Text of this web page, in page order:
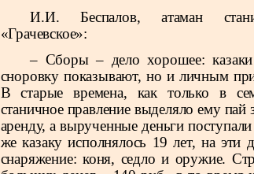
И.И. Беспалов, атаман
«Грачевское»:
– Сборы – дело хорошее:
сноровку показывают, но и личным
В старые времена, как только в
станичное правление выделяло ему пай
аренду, а вырученные деньги
же казаку исполнялось 19 лет, на эти
снаряжение: коня, седло и оружие.